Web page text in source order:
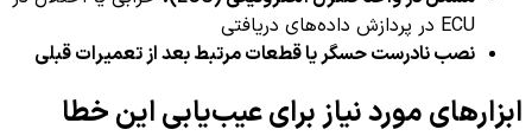
ECU در پردازش داده‌های دریافتی
نصب نادرست حسگر یا قطعات مرتبط بعد از تعمیرات قبلی
ابزارهای مورد نیاز برای عیب‌یابی این خطا